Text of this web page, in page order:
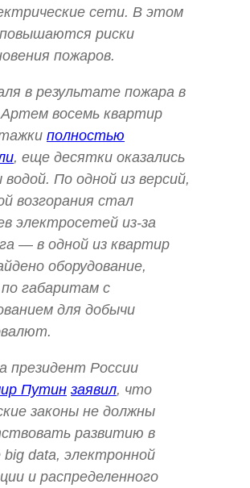
сети. В этом
повышаются риски
пожаров.
в результате пожара в
восемь квартир
полностью
, еще десятки оказались
По одной из версий,
возгорания стал
электросетей из-за
— в одной из квартир
оборудование,
габаритам с
для добычи
президент России
Путин заявил, что
законы не должны
развитию в
data, электронной
и распределенного